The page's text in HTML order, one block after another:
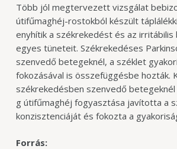
Több jól megtervezett vizsgálat
útifűmaghéj-rostokból készült
enyhítik a székrekedést és az irritábilis
egyes tüneteit. Székrekedéses
szenvedő betegeknél, a széklet
fokozásával is összefüggésbe hozták.
székrekedésben szenvedő
g útifűmaghéj fogyasztása javította a
konzisztenciáját és fokozta a
Forrás: